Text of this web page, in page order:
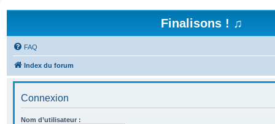
Finalisons ! ♫
FAQ
Index du forum
Connexion
Nom d’utilisateur :